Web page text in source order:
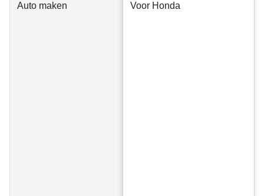
Auto maken Voor Honda